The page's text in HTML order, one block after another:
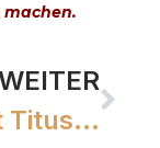
Wer ist Titus Brandsma?